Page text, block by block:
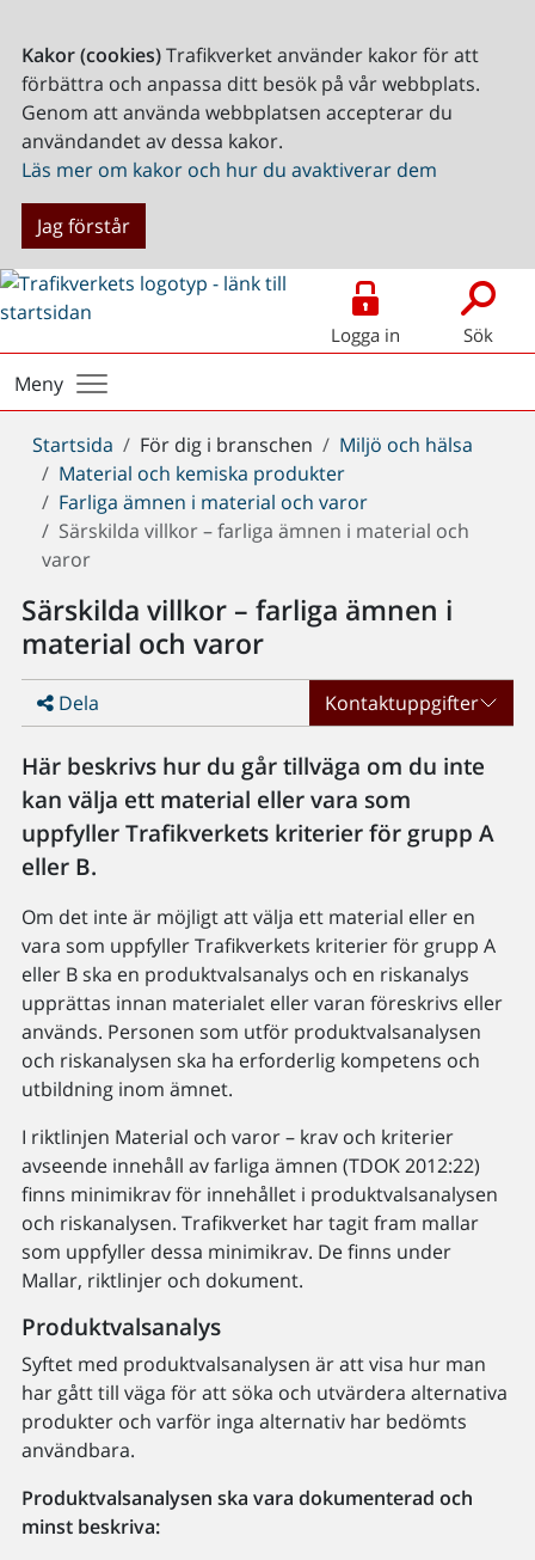
Kakor (cookies)Trafikverket använder kakor för att
förbättra och anpassa ditt besök på vår webbplats.
Genom att använda webbplatsen accepterar du
användandet av dessa kakor.
Läs mer om kakor och hur du avaktiverar dem
Jag förstår
Logga in Sök
Meny
Du
är
här:
Startsida För dig i branschen
Miljö och hälsa
Material och kemiska produkter
Farliga ämnen i material och varor
Särskilda villkor – farliga ämnen i material och
varor
Särskilda villkor – farliga ämnen i
material och varor
Dela Kontaktuppgifter
Här beskrivs hur du går tillväga om du inte
kan välja ett material eller vara som
uppfyller Trafikverkets kriterier för grupp A
eller B.
Om det inte är möjligt att välja ett material eller en
vara som uppfyller Trafikverkets kriterier för grupp A
eller B ska en produktvalsanalys och en riskanalys
upprättas innan materialet eller varan föreskrivs eller
används. Personen som utför produktvalsanalysen
och riskanalysen ska ha erforderlig kompetens och
utbildning inom ämnet.
I riktlinjen Material och varor – krav och kriterier
avseende innehåll av farliga ämnen (TDOK 2012:22)
finns minimikrav för innehållet i produktvalsanalysen
och riskanalysen. Trafikverket har tagit fram mallar
som uppfyller dessa minimikrav. De finns under
Mallar, riktlinjer och dokument.
Produktvalsanalys
Syftet med produktvalsanalysen är att visa hur man
har gått till väga för att söka och utvärdera alternativa
produkter och varför inga alternativ har bedömts
användbara.
Produktvalsanalysen ska vara dokumenterad och
minst beskriva: